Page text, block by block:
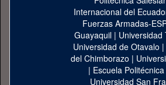
Internacional del
Fuerzas Armadas-
Guayaquil| Universidad
Universidad de Otavalo |
del Chimborazo |
| Escuela
Universidad San